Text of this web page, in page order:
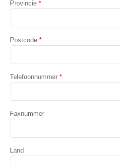
Provincie *
Postcode *
Telefoonnummer *
Faxnummer
Land